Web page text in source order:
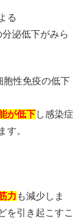
る
泌低下がみら
胞性免疫の低下
が低下し感染症
す。
力 も減少しま
を引き起こすこ